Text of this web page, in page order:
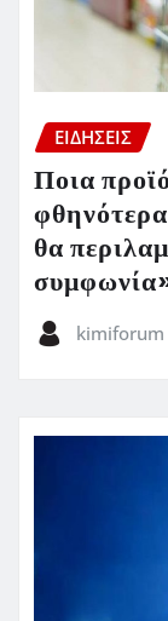
ΕΙΔΗΣΕΙΣ
Ποια
θα
kimiforum